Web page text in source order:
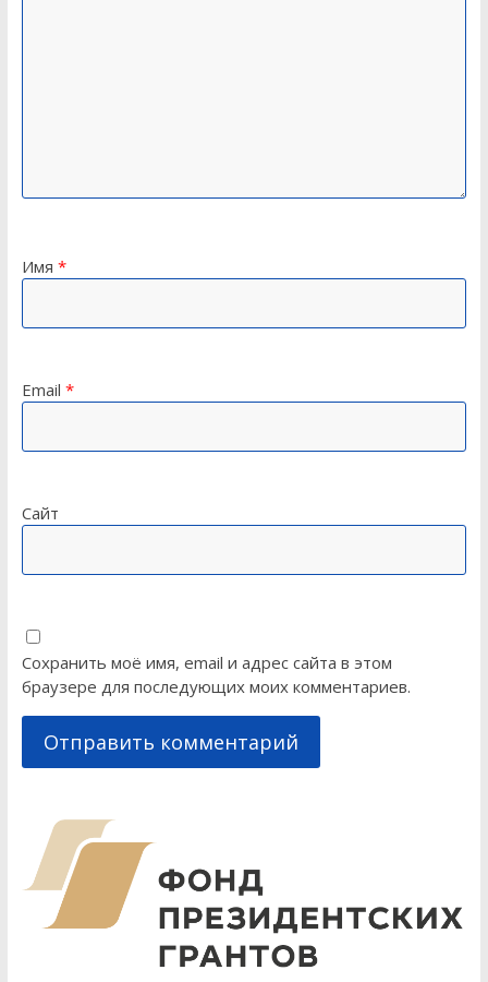
Имя *
Email *
Сайт
Сохранить моё имя, email и адрес сайта в этом
браузере для последующих моих комментариев.